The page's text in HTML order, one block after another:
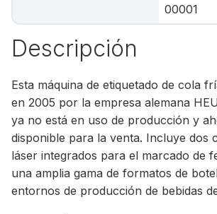
00001
Descripción
Esta máquina de etiquetado de cola
en 2005 por la empresa alemana
ya no está en uso de producción y
disponible para la venta. Incluye dos
láser integrados para el marcado de
una amplia gama de formatos de
entornos de producción de bebidas